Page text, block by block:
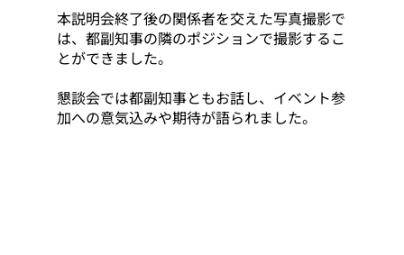
本説明会終了後の関係者を交えた写真撮影で
は、都副知事の隣のポジションで撮影するこ
とができました。
懇談会では都副知事ともお話し、イベント参
加への意気込みや期待が語られました。